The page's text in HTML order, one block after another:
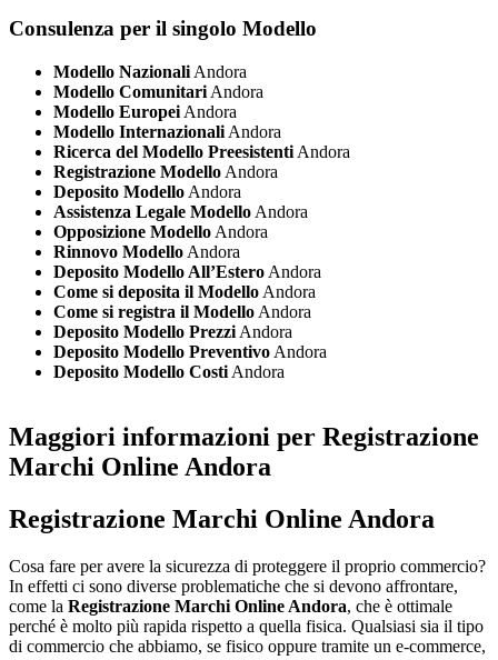
Consulenza per il singolo Modello
Modello Nazionali Andora
Modello Comunitari Andora
Modello Europei Andora
Modello Internazionali Andora
Ricerca del Modello Preesistenti Andora
Registrazione Modello Andora
Deposito Modello Andora
Assistenza Legale Modello Andora
Opposizione Modello Andora
Rinnovo Modello Andora
Deposito Modello All’Estero Andora
Come si deposita il Modello Andora
Come si registra il Modello Andora
Deposito Modello Prezzi Andora
Deposito Modello Preventivo Andora
Deposito Modello Costi Andora
Maggiori informazioni per Registrazione
Marchi Online Andora
Registrazione Marchi Online Andora
Cosa fare per avere la sicurezza di proteggere il proprio commercio?
In effetti ci sono diverse problematiche che si devono affrontare,
come la Registrazione Marchi Online Andora, che è ottimale
perché è molto più rapida rispetto a quella fisica. Qualsiasi sia il tipo
di commercio che abbiamo, se fisico oppure tramite un e-commerce,